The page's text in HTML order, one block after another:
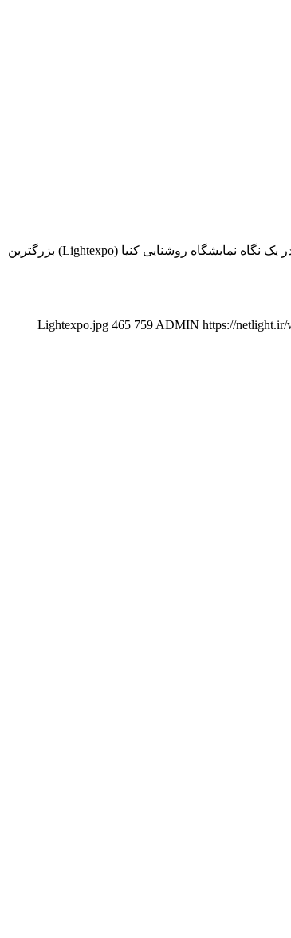
نمایشگاه روشنایی کنیا (Lightexpo) ۱۳-۱۵ اردیبهشت ۱۳۹۷ نایروبی ، کنیا مرکز کنفرانس بین المللی کنیاتا (KICCC) نمایشگاه روشنایی کنیا (Lightexpo) در یک نگاه نمایشگاه روشنایی کنیا (Lightexpo) بزرگترین
465 759 ADMIN https://netlight.ir/